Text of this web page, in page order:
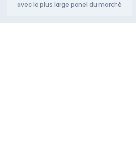
avec le plus large panel du marché